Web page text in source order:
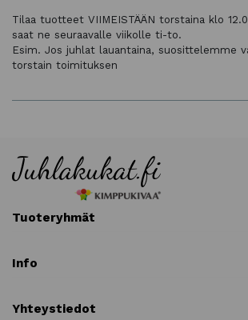
Tilaa tuotteet VIIMEISTÄÄN torstaina klo
saat ne seuraavalle viikolle ti-to.
Esim. Jos juhlat lauantaina, suosittelemme
torstain toimituksen
Tuoteryhmät
Info
Yhteystiedot